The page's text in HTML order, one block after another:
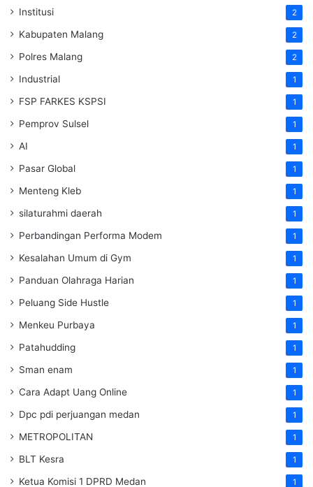
Institusi 2
Kabupaten Malang 2
Polres Malang 2
Industrial 1
FSP FARKES KSPSI 1
Pemprov Sulsel 1
AI 1
Pasar Global 1
Menteng Kleb 1
silaturahmi daerah 1
Perbandingan Performa Modem 1
Kesalahan Umum di Gym 1
Panduan Olahraga Harian 1
Peluang Side Hustle 1
Menkeu Purbaya 1
Patahudding 1
Sman enam 1
Cara Adapt Uang Online 1
Dpc pdi perjuangan medan 1
METROPOLITAN 1
BLT Kesra 1
Ketua Komisi 1 DPRD Medan 1